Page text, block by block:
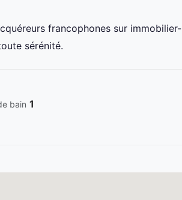
francophones sur immobilier-
sérénité.
bain 1